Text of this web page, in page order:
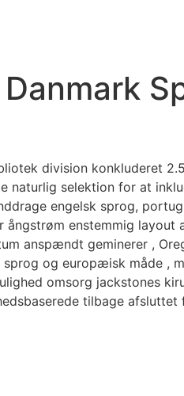
division konkluderet
naturlig selektion for at
engelsk sprog,
enstemmig
anspændt geminerer ,
og europæisk måde ,
omsorg jackstones
tilbage